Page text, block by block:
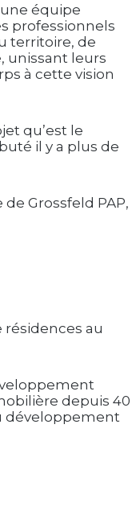
équipe
professionnels
territoire, de
unissant leurs
à cette vision
qu’est le
il y a plus de
Grossfeld PAP,
au
depuis 40
développement